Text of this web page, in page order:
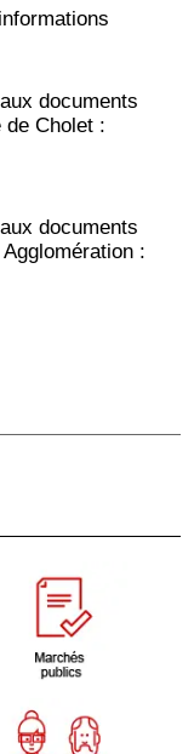
documents
Cholet :
documents
: